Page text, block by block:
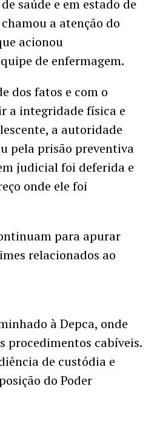
saúde e em estado de
a atenção do
acionou
de enfermagem.
dos fatos e com o
a integridade física e
a autoridade
pela prisão preventiva
judicial foi deferida e
onde ele foi
para apurar
relacionados ao
à Depca, onde
procedimentos cabíveis.
de custódia e
do Poder